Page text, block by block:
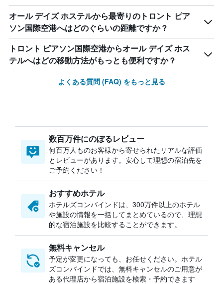
オール デイズ ホステルから最寄りのトロント ピア
ソン国際空港へはどのぐらいの距離ですか？
トロント ピアソン国際空港からオール デイズ ホス
テルへはどの移動方法がもっとも便利ですか？
よくある質問 (FAQ) をもっと見る
数百万件にのぼるレビュー
何百万人ものお客様から寄せられたリアルな評価
とレビューがあります。安心して理想の宿泊先を
ご予約ください！
おすすめホテル
ホテルズコンバインドは、300万件以上のホテル
や施設の情報を一括してまとめているので、理想
的な宿泊施設を比較することができます。
無料キャンセル
予定が変更になっても、お任せください。ホテル
ズコンバインドでは、無料キャンセルのご用意が
ある代理店から宿泊施設を検索・予約できます